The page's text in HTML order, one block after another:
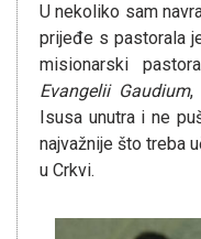
U nekoliko sam
prijeđe s pastorala
misionarski
Evangelii Gaudium,
Isusa unutra i ne
najvažnije što treba
u Crkvi.